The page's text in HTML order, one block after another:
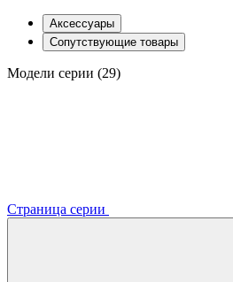
Аксессуары
Сопутствующие товары
Модели серии (29)
Страница серии